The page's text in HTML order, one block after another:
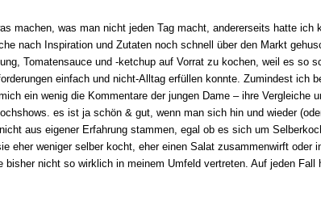
machen, was man nicht jeden Tag macht, andererseits hatte ich
nach Inspiration und Zutaten noch schnell über den Markt
Tomatensauce und -ketchup auf Vorrat zu kochen, weil es so
einfach und nicht-Alltag erfüllen konnte. Zumindest ich
ein wenig die Kommentare der jungen Dame – ihre Vergleiche
es ist ja schön & gut, wenn man sich hin und wieder
aus eigener Erfahrung stammen, egal ob es sich um
eher weniger selber kocht, eher einen Salat zusammenwirft
nicht so wirklich in meinem Umfeld vertreten. Auf jeden